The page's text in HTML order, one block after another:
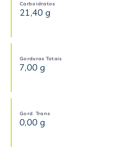
Carboidratos
21,40 g
Gorduras Totais
7,00 g
Gord. Trans
0,00 g